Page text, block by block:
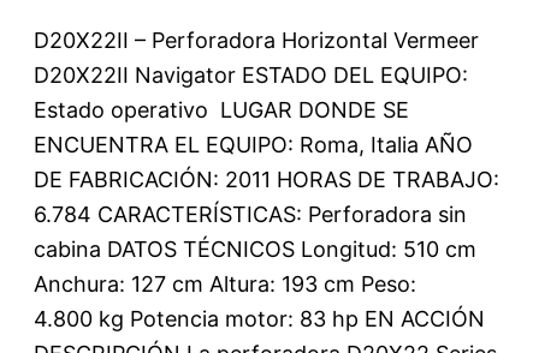
D20X22II – Perforadora Horizontal Vermeer
D20X22II Navigator ESTADO DEL EQUIPO:
Estado operativo LUGAR DONDE SE
ENCUENTRA EL EQUIPO: Roma, Italia AÑO
DE FABRICACIÓN: 2011 HORAS DE TRABAJO:
6.784 CARACTERÍSTICAS: Perforadora sin
cabina DATOS TÉCNICOS Longitud: 510 cm
Anchura: 127 cm Altura: 193 cm Peso:
4.800 kg Potencia motor: 83 hp EN ACCIÓN